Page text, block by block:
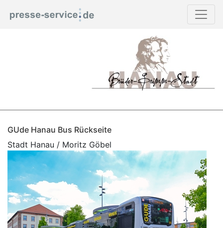
GUde Hanau Bus Rückseite
Stadt Hanau / Moritz Göbel